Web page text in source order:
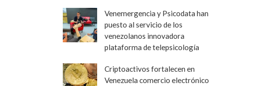
Venemergencia y Psicodata han
puesto al servicio de los
venezolanos innovadora
plataforma de telepsicología
Criptoactivos fortalecen en
Venezuela comercio electrónico